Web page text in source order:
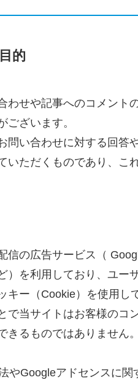
的
わせや記事へのコメント
ございます。
問い合わせに対する回答
いただくものであり、こ
信の広告サービス（
）を利用しており、ユー
キー（Cookie）を使用し
で当サイトはお客様のコ
きるものではありません。
やGoogleアドセンスに関